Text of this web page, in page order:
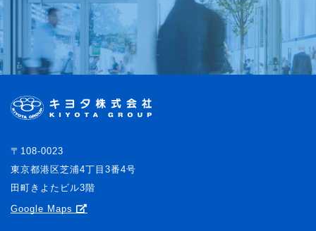
〒108-0023
東京都港区芝浦4丁目3番4号
田町きよたビル3階
Google Maps